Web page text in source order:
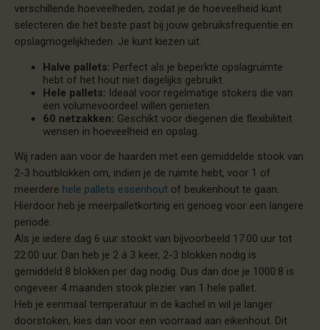
verschillende hoeveelheden, zodat je de hoeveelheid kunt
selecteren die het beste past bij jouw gebruiksfrequentie en
opslagmogelijkheden. Je kunt kiezen uit:
Halve pallets: Perfect als je beperkte opslagruimte
hebt of het hout niet dagelijks gebruikt.
Hele pallets: Ideaal voor regelmatige stokers die van
een volumevoordeel willen genieten.
60 netzakken: Geschikt voor diegenen die flexibiliteit
wensen in hoeveelheid en opslag.
Wij raden aan voor de haarden met een gemiddelde stook van
2-3 houtblokken om, indien je de ruimte hebt, voor 1 of
meerdere hele pallets essenhout of beukenhout te gaan.
Hierdoor heb je meerpalletkorting en genoeg voor een langere
periode.
Als je iedere dag 6 uur stookt van bijvoorbeeld 17:00 uur tot
22:00 uur. Dan heb je 2 á 3 keer, 2-3 blokken nodig is
gemiddeld 8 blokken per dag nodig. Dus dan doe je 1000:8 is
ongeveer 4 maanden stook plezier van 1 hele pallet.
Heb je eenmaal temperatuur in de kachel in wil je langer
doorstoken, kies dan voor een voorraad aan eikenhout. Dit